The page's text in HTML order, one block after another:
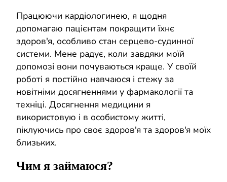
Працюючи кардіологинею, я щодня
допомагаю пацієнтам покращити їхнє
здоров'я, особливо стан серцево-судинної
системи. Мене радує, коли завдяки моїй
допомозі вони почуваються краще. У своїй
роботі я постійно навчаюся і стежу за
новітніми досягненнями у фармакології та
техніці. Досягнення медицини я
використовую і в особистому житті,
піклуючись про своє здоров'я та здоров'я моїх
близьких.
Чим я займаюся?